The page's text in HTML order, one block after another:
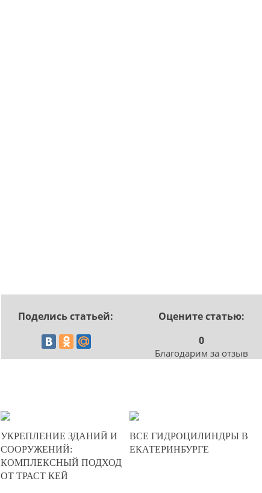
Поделись статьей:
Оцените статью:
0
Благодарим за отзыв
0
311
УКРЕПЛЕНИЕ ЗДАНИЙ И
СООРУЖЕНИЙ:
КОМПЛЕКСНЫЙ ПОДХОД
ОТ ТРАСТ КЕЙ
0
ВСЕ ГИДРОЦИЛИНДРЫ В
ЕКАТЕРИНБУРГЕ